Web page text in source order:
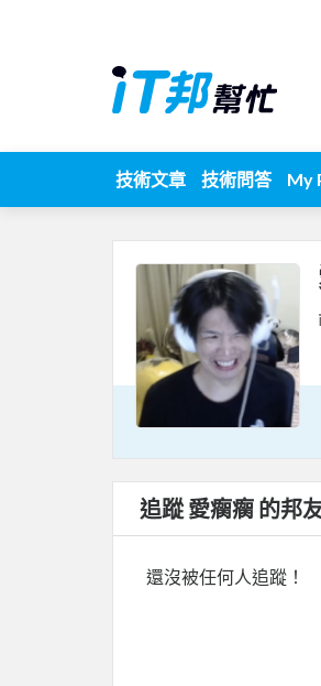
技術文章 技術問答 My
追蹤 愛瘸瘸 的邦
還沒被任何人追蹤！